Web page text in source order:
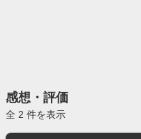
感想・評価
全 2 件を表示